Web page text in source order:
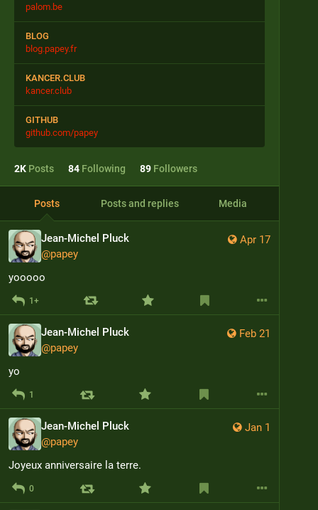
palom.be
BLOG
blog.papey.fr
KANCER.CLUB
kancer.club
GITHUB
github.com/papey
2K Posts 84 Following 89 Followers
Posts Posts and replies Media
Apr 17
Jean-Michel Pluck
@papey
yooooo
1+
Feb 21
Jean-Michel Pluck
@papey
yo
1
Jan 1
Jean-Michel Pluck
@papey
Joyeux anniversaire la terre.
0